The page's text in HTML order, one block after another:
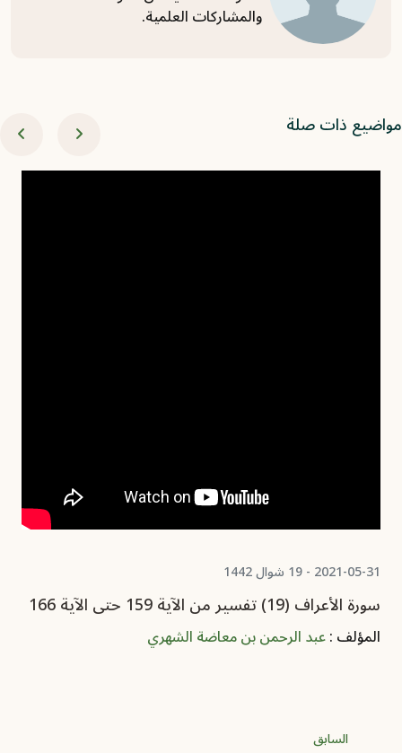
والمشاركات العلمية.
ذات صلة
2021-05-31 - 19 شوال 1442
سورة الأعراف (19) تفسير من الآية 159 حتى الآية 166
المؤلف :عبد الرحمن بن معاضة الشهري
السابق